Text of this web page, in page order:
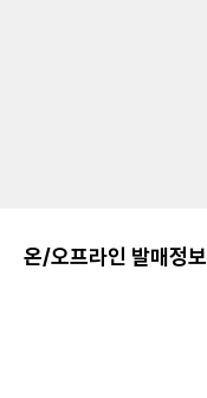
온/오프라인 발매정보